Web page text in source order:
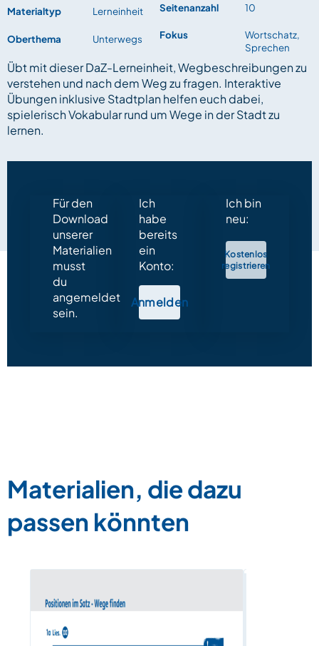
Materialtyp
Lerneinheit
Oberthema Unterwegs
Seitenanzahl 10
Fokus
Wortschatz,
Sprechen
Übt mit dieser DaZ-Lerneinheit, Wegbeschreibungen zu
verstehen und nach dem Weg zu fragen. Interaktive
Übungen inklusive Stadtplan helfen euch dabei,
spielerisch Vokabular rund um Wege in der Stadt zu
lernen.
Für den
Download
unserer
Materialien
musst
du
angemeldet
sein.
Ich
habe
bereits
ein
Konto:
Anmelden
Ich bin
neu:
Kostenlos
registrieren
Materialien, die dazu
passen könnten